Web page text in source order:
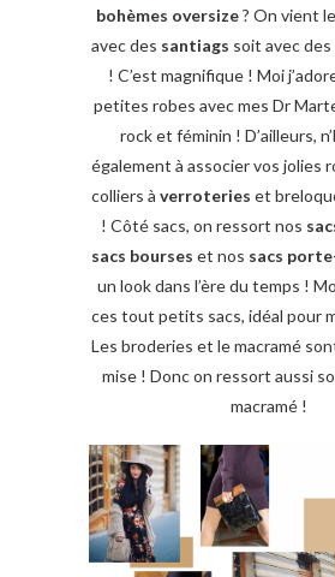
bohèmes oversize? On vient
avec des santiags soit avec des
! C’est magnifique ! Moi
petites robes avec mes Dr
rock et féminin ! D’ailleurs,
également à associer vos jolies
colliers à verroteries et
! Côté sacs, on ressort nos
sacs bourses et nos sacs
un look dans l’ère du temps !
ces tout petits sacs, idéal pour
Les broderies et le macramé
mise ! Donc on ressort aussi
macramé !